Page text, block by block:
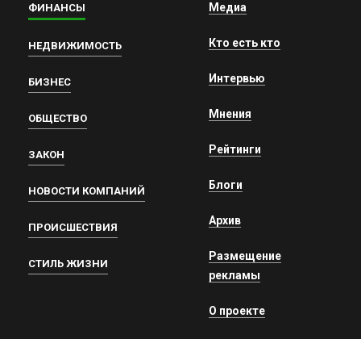
ФИНАНСЫ
НЕДВИЖИМОСТЬ
БИЗНЕС
ОБЩЕСТВО
ЗАКОН
НОВОСТИ КОМПАНИЙ
ПРОИСШЕСТВИЯ
СТИЛЬ ЖИЗНИ
Медиа
Кто есть кто
Интервью
Мнения
Рейтинги
Блоги
Архив
Размещение
рекламы
О проекте